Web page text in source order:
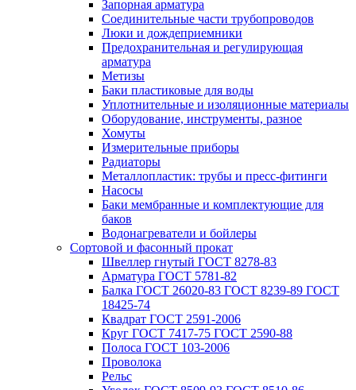
Запорная арматура
Соединительные части трубопроводов
Люки и дождеприемники
Предохранительная и регулирующая
арматура
Метизы
Баки пластиковые для воды
Уплотнительные и изоляционные материалы
Оборудование, инструменты, разное
Хомуты
Измерительные приборы
Радиаторы
Металлопластик: трубы и пресс-фитинги
Насосы
Баки мембранные и комплектующие для
баков
Водонагреватели и бойлеры
Сортовой и фасонный прокат
Швеллер гнутый ГОСТ 8278-83
Арматура ГОСТ 5781-82
Балка ГОСТ 26020-83 ГОСТ 8239-89 ГОСТ
18425-74
Квадрат ГОСТ 2591-2006
Круг ГОСТ 7417-75 ГОСТ 2590-88
Полоса ГОСТ 103-2006
Проволока
Рельс